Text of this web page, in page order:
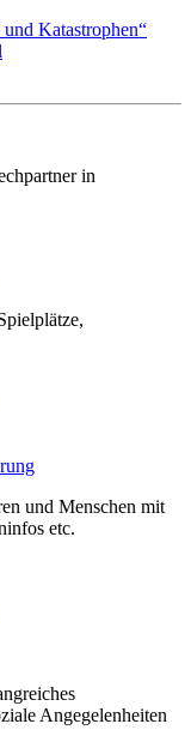
Katastrophen“
in
und Menschen mit
etc.
Angegelenheiten